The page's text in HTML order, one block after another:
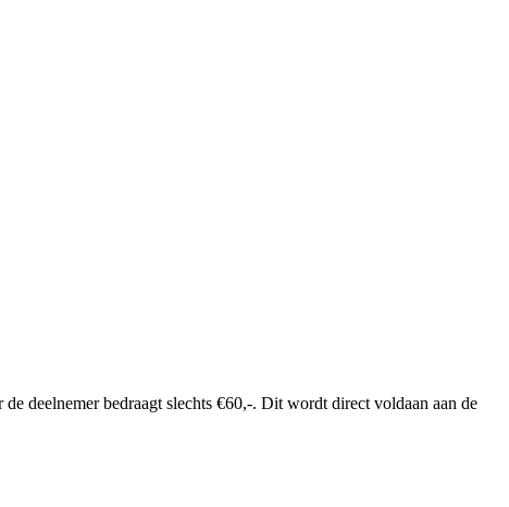
deelnemer bedraagt slechts €60,-. Dit wordt direct voldaan aan de